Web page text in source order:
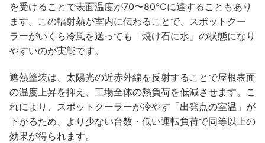
を受けることで表面温度が70〜80℃に達することもあり
ます。この輻射熱が室内に伝わることで、スポットクー
ラーがいくら冷風を送っても「焼け石に水」の状態になり
やすいのが実態です。
遮熱塗装は、太陽光の近赤外線を反射することで屋根表面
の温度上昇を抑え、工場全体の熱負荷を低減させます。こ
れにより、スポットクーラーが冷やす「出発点の室温」が
下がるため、より少ない台数・低い運転負荷で同等以上の
効果が得られます。